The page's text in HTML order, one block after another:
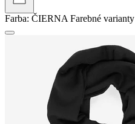
Farba: ČIERNA Farebné varianty